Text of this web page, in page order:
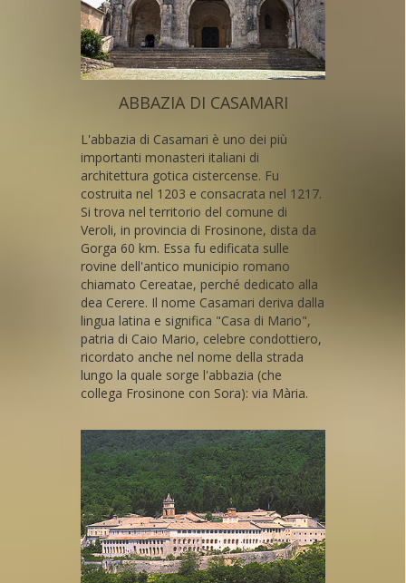
ABBAZIA DI CASAMARI
L'abbazia di Casamari è uno dei più
importanti monasteri italiani di
architettura gotica cistercense. Fu
costruita nel 1203 e consacrata nel 1217.
Si trova nel territorio del comune di
Veroli, in provincia di Frosinone, dista da
Gorga 60 km. Essa fu edificata sulle
rovine dell'antico municipio romano
chiamato Cereatae, perché dedicato alla
dea Cerere. Il nome Casamari deriva dalla
lingua latina e significa "Casa di Mario",
patria di Caio Mario, celebre condottiero,
ricordato anche nel nome della strada
lungo la quale sorge l'abbazia (che
collega Frosinone con Sora): via Mària.